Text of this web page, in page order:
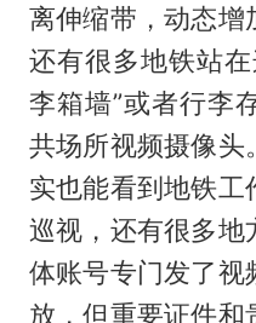
离伸缩带，动态增
还有很多地铁站
李箱墙”或者行李
共场所视频摄像头
实也能看到地铁工
巡视，还有很多地
体账号专门发了视
放，但重要证件和